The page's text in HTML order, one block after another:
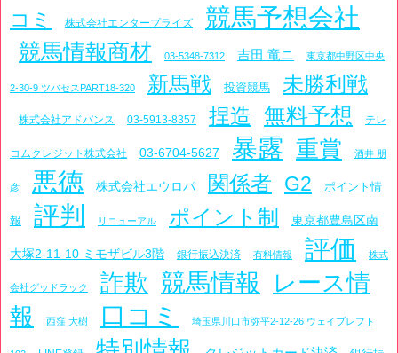
コミ
株式会社エンタープライズ 競馬予想会社
競馬情報商材 03-5348-7312 吉田 竜ニ 東京都中野区中央
2-30-9 ツバセスPART18-320 新馬戦 投資競馬 未勝利戦
株式会社アドバンス 03-5913-8357 捏造 無料予想 テレ
コムクレジット株式会社 03-6704-5627 暴露 重賞 酒井 朋
彦 悪徳 株式会社エウロパ 関係者 G2 ポイント情
報 評判 リニューアル ポイント制 東京都豊島区南
大塚2-11-10 ミモザビル3階 銀行振込決済 有料情報 評価 株式
会社グッドラック 詐欺 競馬情報
レース情
報
西窪 大樹 口コミ 埼玉県川口市弥平2-12-26 ウェイブレフト